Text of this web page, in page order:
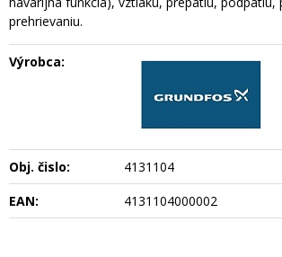
prehrievaniu.
Výrobca:
Obj. čislo:
4131104
EAN:
4131104000002